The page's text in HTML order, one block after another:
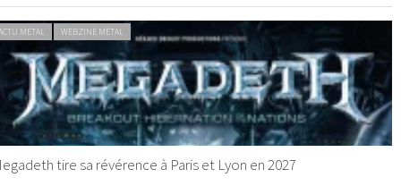
METAL WEBZINE METAL
tire sa révérence à Paris et Lyon en 2027